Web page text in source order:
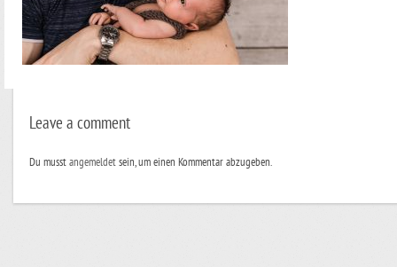
Leave a comment
Du musstangemeldetsein, um einen Kommentar abzugeben.